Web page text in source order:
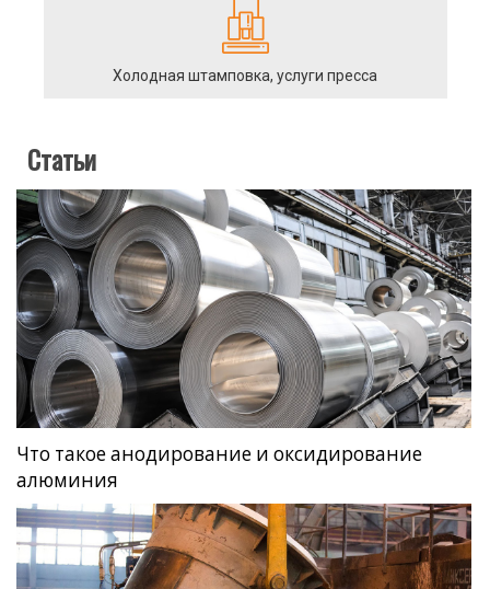
Холодная штамповка, услуги пресса
Статьи
Что такое анодирование и оксидирование
алюминия